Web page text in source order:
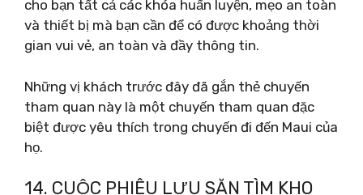
cho bạn tất cả các khóa huấn luyện, mẹo an toàn
và thiết bị mà bạn cần để có được khoảng thời
gian vui vẻ, an toàn và đầy thông tin.
Những vị khách trước đây đã gắn thẻ chuyến
tham quan này là một chuyến tham quan đặc
biệt được yêu thích trong chuyến đi đến Maui của
họ.
14. CUỘC PHIÊU LƯU SĂN TÌM KHO